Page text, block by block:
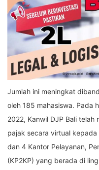
Jumlah ini meningkat
oleh 185 mahasiswa. Pada
2022, Kanwil DJP Bali telah
pajak secara virtual kepada
dan 4 Kantor Pelayanan,
(KP2KP) yang berada di